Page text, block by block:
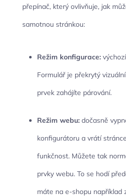
přepínač, který ovlivňuje, jak
samotnou stránkou:
Režim konfigurace:
Formulář je překrytý
prvek zahájíte párování.
Režim webu: dočasně
konfigurátoru a vrátí
funkčnost. Můžete tak
prvky webu. To se hodí
máte na e-shopu například